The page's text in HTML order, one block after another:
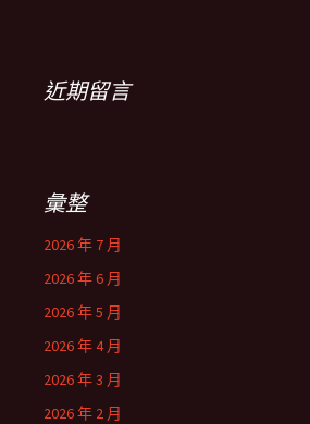
近期留言
彙整
2026 年 7 月
2026 年 6 月
2026 年 5 月
2026 年 4 月
2026 年 3 月
2026 年 2 月